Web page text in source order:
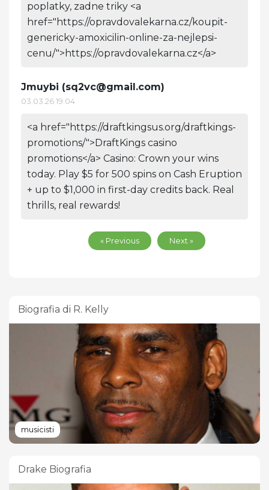
poplatky, zadne triky <a
href="https://opravdovalekarna.cz/koupit-
genericky-amoxicilin-online-za-nejlepsi-
cenu/">https://opravdovalekarna.cz</a>
Jmuybi (sq2vc@gmail.com)
03.03.26 19:04
<a href="https://draftkingsus.org/draftkings-
promotions/">DraftKings casino
promotions</a> Casino: Crown your wins
today. Play $5 for 500 spins on Cash Eruption
+ up to $1,000 in first-day credits back. Real
thrills, real rewards!
« Previous Next »
Biografia di R. Kelly
musicisti
Drake Biografia